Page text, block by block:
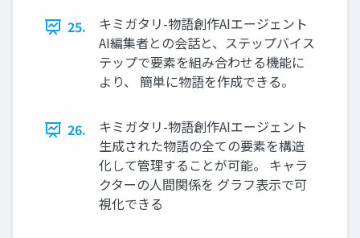
25.
キミガタリ-物語創作AIエージェント
AI編集者との会話と、ステップバイス
テップで要素を組み合わせる機能に
より、 簡単に物語を作成できる。
26.
キミガタリ-物語創作AIエージェント
生成された物語の全ての要素を構造
化して管理することが可能。 キャラ
クターの人間関係を グラフ表示で可
視化できる